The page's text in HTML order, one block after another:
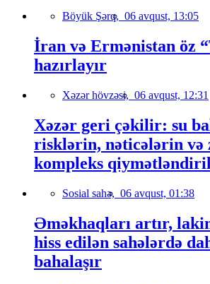
Böyük Şərq, 06 avqust, 13:05
İran və Ermənistan öz
hazırlayır
Xəzər hövzəsi, 06 avqust, 12:31
Xəzər geri çəkilir: su
risklərin, nəticələrin
kompleks
Sosial sahə, 06 avqust, 01:38
Əməkhaqları artır,
hiss edilən sahələrdə
bahalaşır